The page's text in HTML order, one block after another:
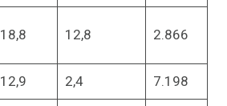
18,8 12,8 2.866
12,9 2,4
7.198